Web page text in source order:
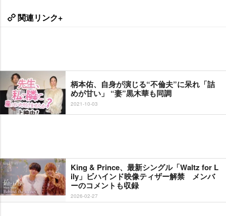
関連リンク+
柄本佑、自身が演じる“不倫夫”に呆れ「詰
めが甘い」 “妻”黒木華も同調
2021-10-03
King & Prince、最新シングル「Waltz for L
ily」ビハインド映像ティザー解禁 メンバ
ーのコメントも収録
2026-02-27